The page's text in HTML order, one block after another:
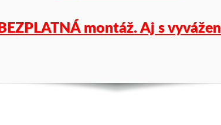
a
BEZPLATNÁ montáž. Aj s